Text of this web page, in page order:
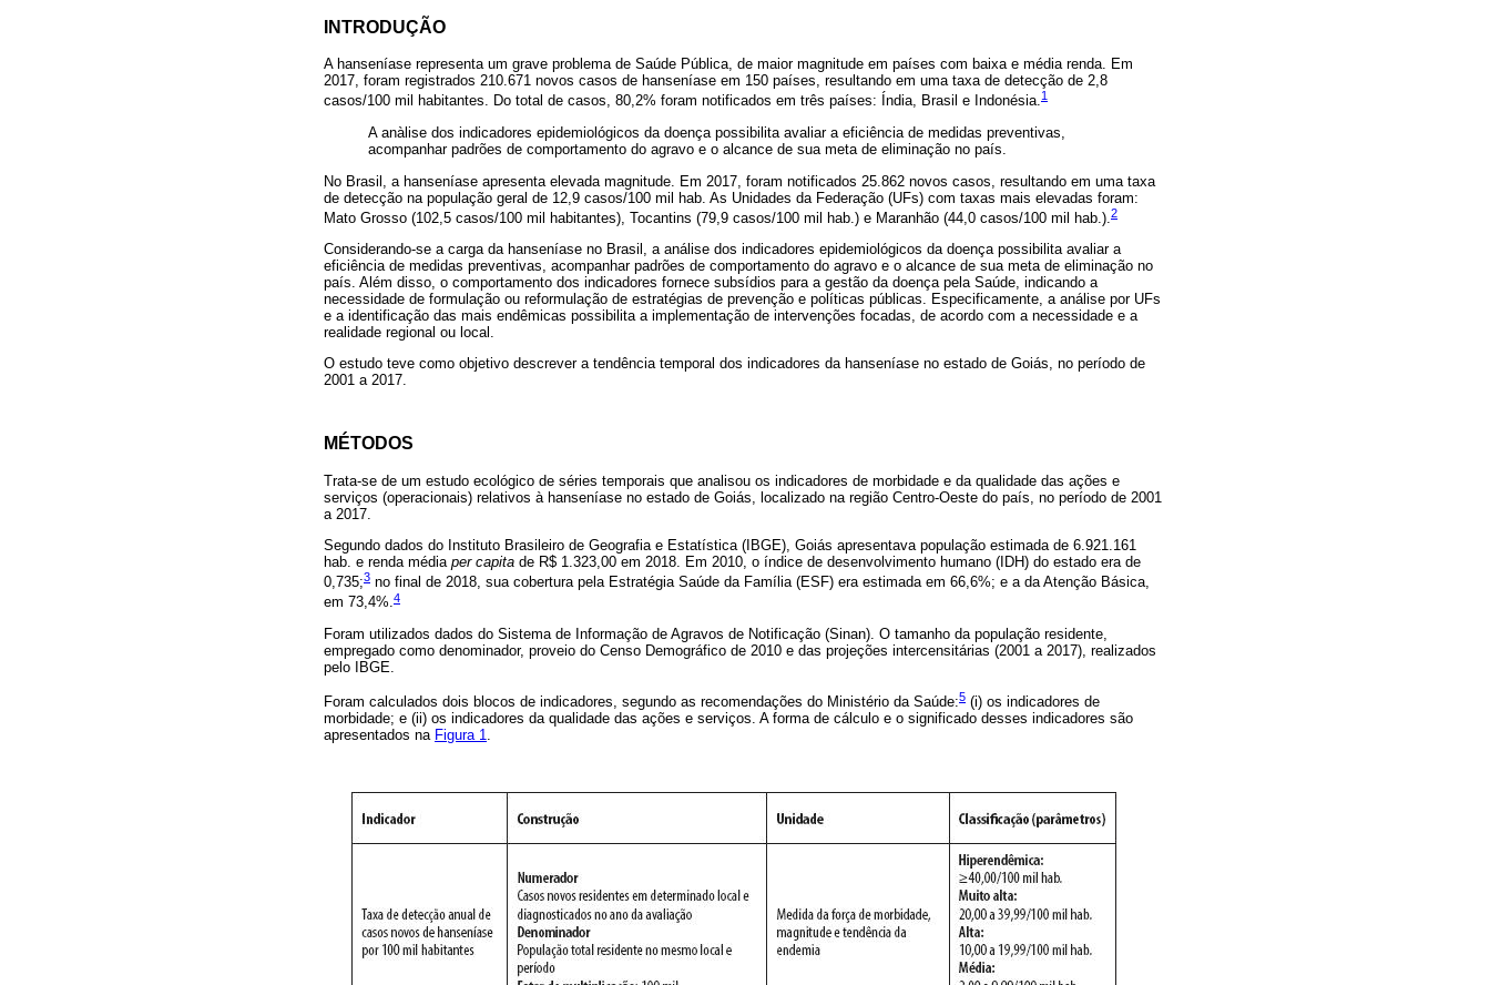
INTRODUÇÃO
A hanseníase representa um grave problema de Saúde Pública, de maior magnitude em países com baixa e média renda. Em
2017, foram registrados 210.671 novos casos de hanseníase em 150 países, resultando em uma taxa de detecção de 2,8
casos/100 mil habitantes. Do total de casos, 80,2% foram notificados em três países: Índia, Brasil e Indonésia.1
A anàlise dos indicadores epidemiológicos da doença possibilita avaliar a eficiência de medidas preventivas,
acompanhar padrões de comportamento do agravo e o alcance de sua meta de eliminação no país.
No Brasil, a hanseníase apresenta elevada magnitude. Em 2017, foram notificados 25.862 novos casos, resultando em uma taxa
de detecção na população geral de 12,9 casos/100 mil hab. As Unidades da Federação (UFs) com taxas mais elevadas foram:
Mato Grosso (102,5 casos/100 mil habitantes), Tocantins (79,9 casos/100 mil hab.) e Maranhão (44,0 casos/100 mil hab.). 2
Considerando-se a carga da hanseníase no Brasil, a análise dos indicadores epidemiológicos da doença possibilita avaliar a
eficiência de medidas preventivas, acompanhar padrões de comportamento do agravo e o alcance de sua meta de eliminação no
país. Além disso, o comportamento dos indicadores fornece subsídios para a gestão da doença pela Saúde, indicando a
necessidade de formulação ou reformulação de estratégias de prevenção e políticas públicas. Especificamente, a análise por UFs
e a identificação das mais endêmicas possibilita a implementação de intervenções focadas, de acordo com a necessidade e a
realidade regional ou local.
O estudo teve como objetivo descrever a tendência temporal dos indicadores da hanseníase no estado de Goiás, no período de
2001 a 2017.
MÉTODOS
Trata-se de um estudo ecológico de séries temporais que analisou os indicadores de morbidade e da qualidade das ações e
serviços (operacionais) relativos à hanseníase no estado de Goiás, localizado na região Centro-Oeste do país, no período de 2001
a 2017.
Segundo dados do Instituto Brasileiro de Geografia e Estatística (IBGE), Goiás apresentava população estimada de 6.921.161
hab. e renda média per capita de R$ 1.323,00 em 2018. Em 2010, o índice de desenvolvimento humano (IDH) do estado era de
0,735;3 no final de 2018, sua cobertura pela Estratégia Saúde da Família (ESF) era estimada em 66,6%; e a da Atenção Básica,
em 73,4%.4
Foram utilizados dados do Sistema de Informação de Agravos de Notificação (Sinan). O tamanho da população residente,
empregado como denominador, proveio do Censo Demográfico de 2010 e das projeções intercensitárias (2001 a 2017), realizados
pelo IBGE.
Foram calculados dois blocos de indicadores, segundo as recomendações do Ministério da Saúde:5 (i) os indicadores de
morbidade; e (ii) os indicadores da qualidade das ações e serviços. A forma de cálculo e o significado desses indicadores são
apresentados na Figura 1.